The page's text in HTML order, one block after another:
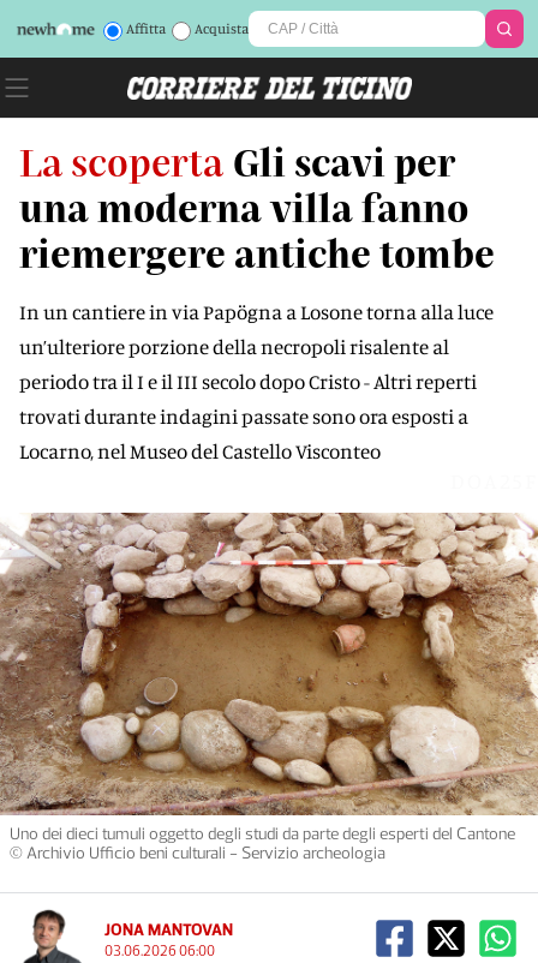
Affitta Acquista
La scoperta Gli scavi per
una moderna villa fanno
riemergere antiche tombe
In un cantiere in via Papögna a Losone torna alla luce
un’ulteriore porzione della necropoli risalente al
periodo tra il I e il III secolo dopo Cristo - Altri reperti
trovati durante indagini passate sono ora esposti a
Locarno, nel Museo del Castello Visconteo
Uno dei dieci tumuli oggetto degli studi da parte degli esperti del Cantone
© Archivio Ufficio beni culturali - Servizio archeologia
JONA MANTOVAN
03.06.2026 06:00